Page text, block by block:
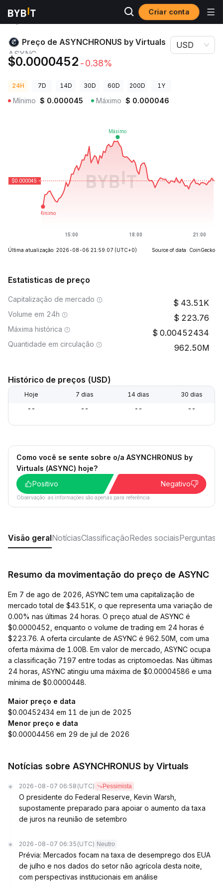
Criar conta
Preços de
Preço de ASYNCHRONUS by Virtuals
Preço de ASYNCHRONUS by Virtuals
ASYNC
$0.0000452 -0.38%
USD
24H 7D 14D 30D 60D 200D 1Y
Mínimo $ 0.000045 Máximo $ 0.000046
Última atualização: 2026-08-06 21:59:07 (UTC+0) Source of data: CoinGecko
Estatisticas de preço
Capitalização de mercado 43.51K
Volume em 24h 223.76
Máxima histórica 0.00452434
Quantidade em circulação 962.50M
Histórico de preços (USD)
Hoje 7 dias 14 dias 30 dias
-- -- -- --
Como você se sente sobre o/a ASYNCHRONUS by
Virtuals (ASYNC) hoje?
Positivo
Negativo
Observação: as informações são apenas para referência.
Visão geralNotíciasClassificaçãoRedes sociaisPerguntas
Resumo da movimentação do preço de ASYNC
Em 7 de ago de 2026, ASYNC tem uma capitalização de
mercado total de $43.51K, o que representa uma variação de
0.00% nas últimas 24 horas. O preço atual de ASYNC é
$0.0000452, enquanto o volume de trading em 24 horas é
$223.76. A oferta circulante de ASYNC é 962.50M, com uma
oferta máxima de 1.00B. Em valor de mercado, ASYNC ocupa
a classificação 7197 entre todas as criptomoedas. Nas últimas
24 horas, ASYNC atingiu uma máxima de $0.00004586 e uma
mínima de $0.0000448.
Maior preço e data
$0.00452434 em 11 de jun de 2025
Menor preço e data
$0.00004456 em 29 de jul de 2026
Notícias sobre ASYNCHRONUS by Virtuals
2026-08-07 06:58 (UTC) Pessimista
O presidente do Federal Reserve, Kevin Warsh,
supostamente preparado para apoiar o aumento da taxa
de juros na reunião de setembro
2026-08-07 06:35 (UTC) Neutro
Prévia: Mercados focam na taxa de desemprego dos EUA
de julho e nos dados do setor não agrícola desta noite,
com perspectivas institucionais em análise